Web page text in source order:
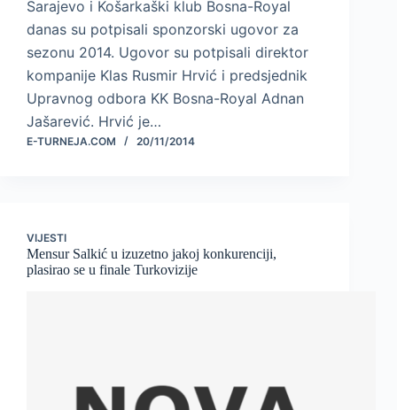
Sarajevo i Košarkaški klub Bosna-Royal
danas su potpisali sponzorski ugovor za
sezonu 2014. Ugovor su potpisali direktor
kompanije Klas Rusmir Hrvić i predsjednik
Upravnog odbora KK Bosna-Royal Adnan
Jašarević. Hrvić je…
E-TURNEJA.COM 20/11/2014
VIJESTI
Mensur Salkić u izuzetno jakoj konkurenciji,
plasirao se u finale Turkovizije